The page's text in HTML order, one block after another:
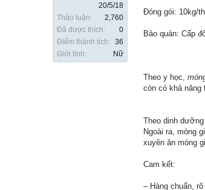
20/5/18
Thảo luận:
2,760
Đã được thích:
0
Điểm thành tích:
36
Giới tính:
Nữ
Đóng gói: 10kg/
Bảo quản: Cấp
Theo y học,
còn có khả
Theo dinh
Ngoài ra, móng
xuyên ăn móng
Cam kết:
– Hàng chuẩn,